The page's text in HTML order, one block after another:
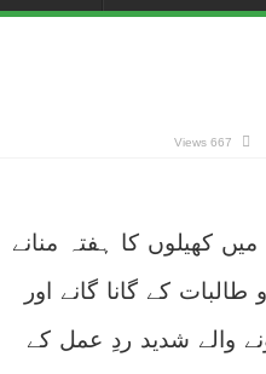
667 Views
کھیلوں کا ہفتہ منانے
کے گانا گانے اور
والے شدید ردِ عمل کے